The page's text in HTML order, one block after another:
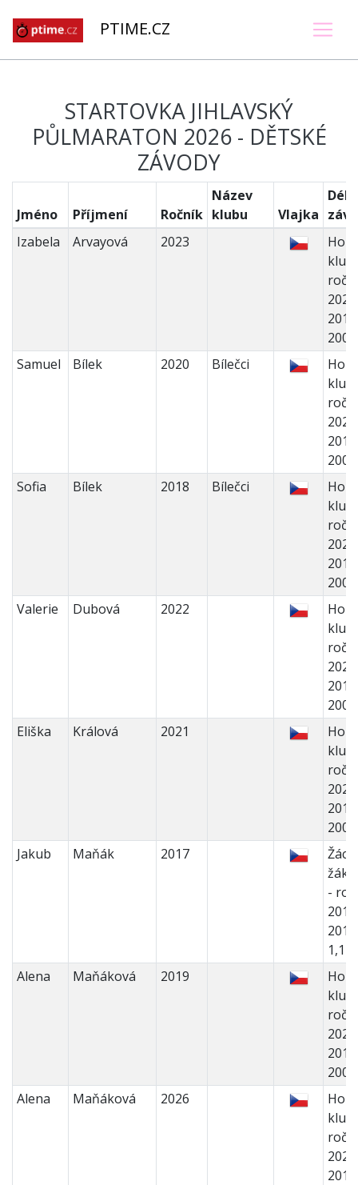
PTIME.CZ
STARTOVKA JIHLAVSKÝ
PŮLMARATON 2026 - DĚTSKÉ
ZÁVODY
Jméno Příjmení Ročník
Název
klubu
Vlajka
Izabela
Arvayová 2023
kluci
Samuel
Bílek 2020 Bílečci
kluci
Sofia
Bílek 2018 Bílečci
kluci
Valerie
Dubová 2022
kluci
Eliška
Králová 2021
kluci
Jakub
Maňák 2017
Žáci
-
1,1
Alena
Maňáková 2019
kluci
Alena
Maňáková 2026
kluci